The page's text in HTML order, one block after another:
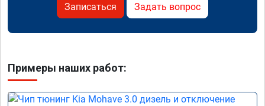
Записаться Задать вопрос
Примеры наших работ: